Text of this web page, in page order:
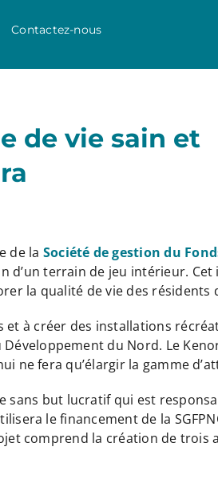
Contactez-nous
de vie sain et
de la Société de gestion du
terrain de jeu intérieur.
la qualité de vie des résidents
à créer des installations
du Nord. Le
ne fera qu’élargir la gamme
but lucratif qui est
le financement de la
comprend la création de trois